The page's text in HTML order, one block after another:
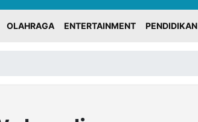
OLAHRAGA ENTERTAINMENT PENDIDIKAN